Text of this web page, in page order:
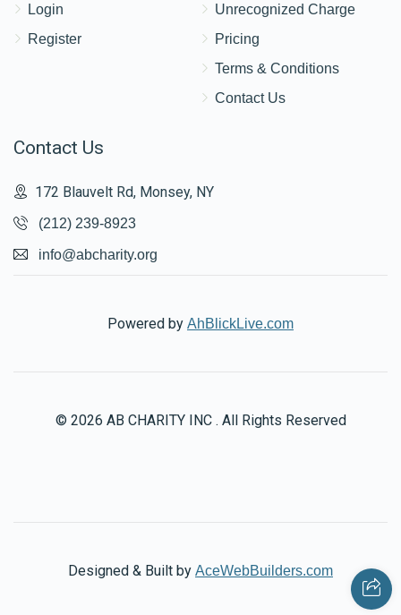
Login
Register
Unrecognized Charge
Pricing
Terms & Conditions
Contact Us
Contact Us
172 Blauvelt Rd, Monsey, NY
(212) 239-8923
info@abcharity.org
Powered by AhBlickLive.com
© 2026 AB CHARITY INC . All Rights Reserved
Designed & Built by AceWebBuilders.com